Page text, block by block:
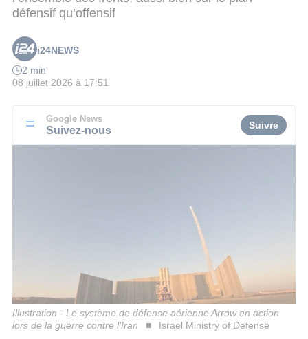
défensif qu’offensif
i24NEWS
2 min
08 juillet 2026 à 17:51
Google News
Suivez-nous Suivre
Illustration - Le système de défense aérienne Arrow en action
lors de la guerre contre l'Iran
Israel Ministry of Defense